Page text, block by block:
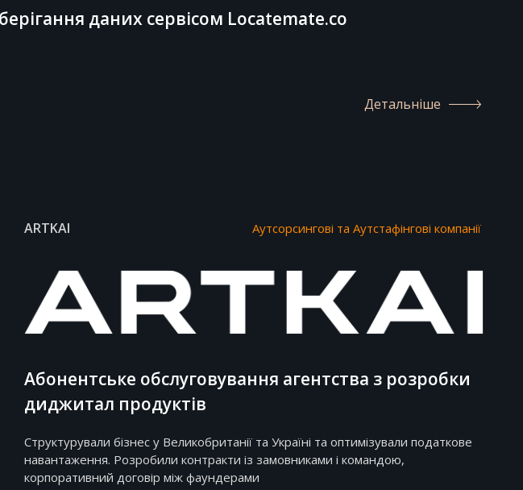
даних сервісом Locatemate.co
Детальніше
ARTKAI Аутсорсингові та Аутстафінгові компанії
Абонентське обслуговування агентства з розробки
диджитал продуктів
Структурували бізнес у Великобританії та Україні та оптимізували податкове
навантаження. Розробили контракти із замовниками і командою,
корпоративний договір між фаундерами